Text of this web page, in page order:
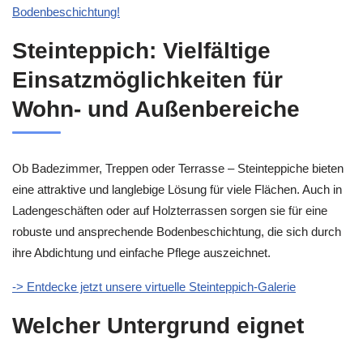
Bodenbeschichtung!
Steinteppich: Vielfältige
Einsatzmöglichkeiten für
Wohn- und Außenbereiche
Ob Badezimmer, Treppen oder Terrasse – Steinteppiche bieten
eine attraktive und langlebige Lösung für viele Flächen. Auch in
Ladengeschäften oder auf Holzterrassen sorgen sie für eine
robuste und ansprechende Bodenbeschichtung, die sich durch
ihre Abdichtung und einfache Pflege auszeichnet.
-> Entdecke jetzt unsere virtuelle Steinteppich-Galerie
Welcher Untergrund eignet